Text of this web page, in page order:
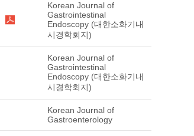
Korean Journal of
Gastrointestinal
Endoscopy (대한소화기내
시경학회지)
Korean Journal of
Gastrointestinal
Endoscopy (대한소화기내
시경학회지)
Korean Journal of
Gastroenterology